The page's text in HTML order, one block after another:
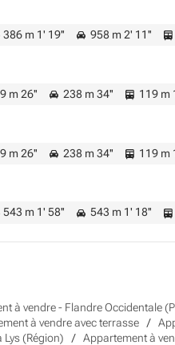
386 m 1' 19'' 958 m 2' 11''
m 26'' 238 m 34'' 119 m
m 26'' 238 m 34'' 119 m
543 m 1' 58'' 543 m 1' 18''
à vendre - Flandre Occidentale
à vendre avec terrasse
(Région)
Appartement à